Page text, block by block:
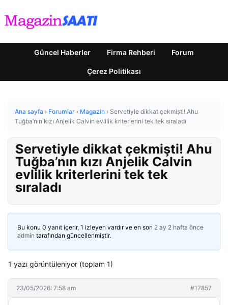
Güncel Haberler Firma Rehberi Forum
Çerez Politikası
Ana sayfa › Forumlar › Magazin › Servetiyle dikkat çekmişti! Ahu
Tuğba’nın kızı Anjelik Calvin evlilik kriterlerini tek tek sıraladı
Servetiyle dikkat çekmişti! Ahu
Tuğba’nın kızı Anjelik Calvin
evlilik kriterlerini tek tek
sıraladı
Bu konu 0 yanıt içerir, 1 izleyen vardır ve en son 2 ay 2 hafta önce
admin tarafından güncellenmiştir.
1 yazı görüntüleniyor (toplam 1)
23/05/2026: 7:58 am #17857